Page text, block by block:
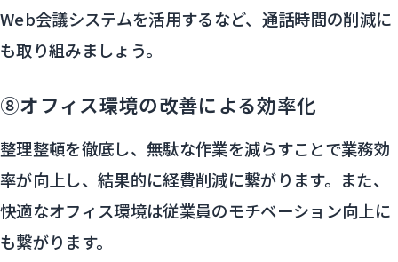
Web会議システムを活用するなど、通話時間の削減に
も取り組みましょう。
⑧オフィス環境の改善による効率化
整理整頓を徹底し、無駄な作業を減らすことで業務効
率が向上し、結果的に経費削減に繋がります。また、
快適なオフィス環境は従業員のモチベーション向上に
も繋がります。